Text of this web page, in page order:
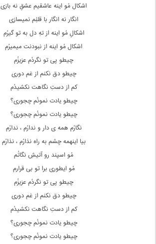
اشکال مُو اینه عاشقیم عشقِ نه بازی
انگار نه انگار با قلبُم نمیسازی
اشکالِ مُو اینه از تهِ دل به تو گیرُم
اشکال مُو اینه از نبودنت میمیرُم
چیطو پی تو نگردُم عزیزُم
چیطو دق نکنم از غم دوری
کم از دستِ نگاهت نکشیدُم
چیطو یادت نمونُم چجوری؟
چیطو یادت نمونُم چجوری؟
نگارُم همه ی دار و ندارُم ، ندارُم
بیا اینهمه چشم به راه نذارُم ، نذارُم
مُو اسپند رو آتیشِ نگاتُم
مُو ایطوری برا تو بی قرارم
چیطو پی تو نگردُم عزیزُم
چیطو دق نکنم از غم دوری
کم از دستِ نگاهت نکشیدُم
چیطو یادت نمونُم چجوری؟
چیطو یادت نمونُم چجوری؟